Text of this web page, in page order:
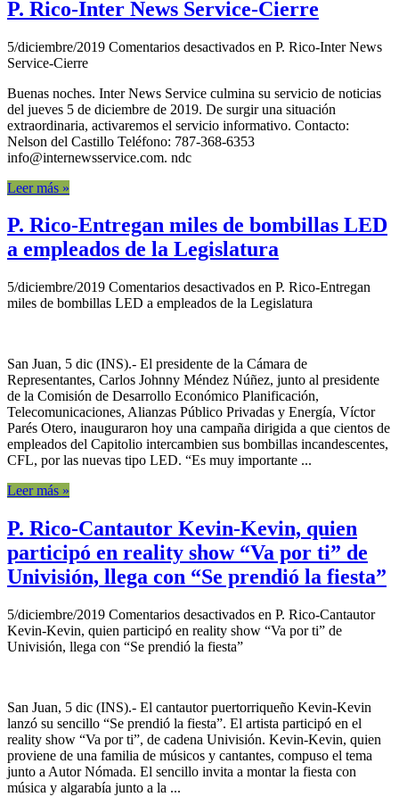
P. Rico-Inter News Service-Cierre
5/diciembre/2019 Comentarios desactivados en P. Rico-Inter News
Service-Cierre
Buenas noches. Inter News Service culmina su servicio de noticias
del jueves 5 de diciembre de 2019. De surgir una situación
extraordinaria, activaremos el servicio informativo. Contacto:
Nelson del Castillo Teléfono: 787-368-6353
info@internewsservice.com. ndc
Leer más »
P. Rico-Entregan miles de bombillas LED
a empleados de la Legislatura
5/diciembre/2019 Comentarios desactivados en P. Rico-Entregan
miles de bombillas LED a empleados de la Legislatura
San Juan, 5 dic (INS).- El presidente de la Cámara de
Representantes, Carlos Johnny Méndez Núñez, junto al presidente
de la Comisión de Desarrollo Económico Planificación,
Telecomunicaciones, Alianzas Público Privadas y Energía, Víctor
Parés Otero, inauguraron hoy una campaña dirigida a que cientos de
empleados del Capitolio intercambien sus bombillas incandescentes,
CFL, por las nuevas tipo LED. “Es muy importante ...
Leer más »
P. Rico-Cantautor Kevin-Kevin, quien
participó en reality show “Va por ti” de
Univisión, llega con “Se prendió la fiesta”
5/diciembre/2019 Comentarios desactivados en P. Rico-Cantautor
Kevin-Kevin, quien participó en reality show “Va por ti” de
Univisión, llega con “Se prendió la fiesta”
San Juan, 5 dic (INS).- El cantautor puertorriqueño Kevin-Kevin
lanzó su sencillo “Se prendió la fiesta”. El artista participó en el
reality show “Va por ti”, de cadena Univisión. Kevin-Kevin, quien
proviene de una familia de músicos y cantantes, compuso el tema
junto a Autor Nómada. El sencillo invita a montar la fiesta con
música y algarabía junto a la ...